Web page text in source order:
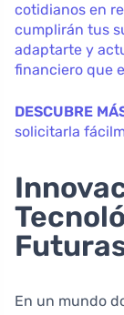
cotidianos en
cumplirán tus
adaptarte y
financiero que
DESCUBRE
solicitarla
En un mundo